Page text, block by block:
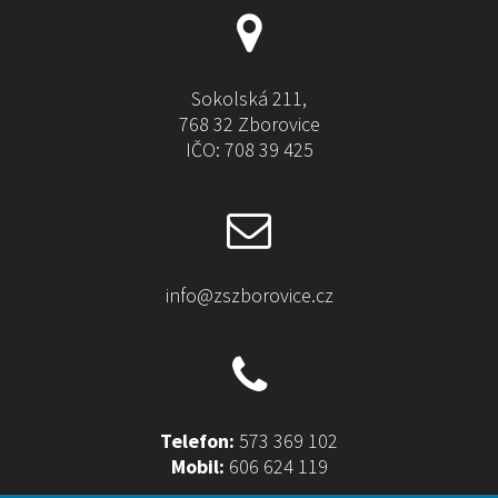
t
i
e
:
Sokolská 211,
768 32 Zborovice
IČO: 708 39 425
info@zszborovice.cz
Telefon: 573 369 102
Mobil: 606 624 119